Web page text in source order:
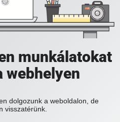
munkálatokat
webhelyen
dolgozunk a weboldalon, de
visszatérünk.